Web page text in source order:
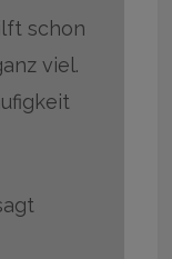
schon
viel.